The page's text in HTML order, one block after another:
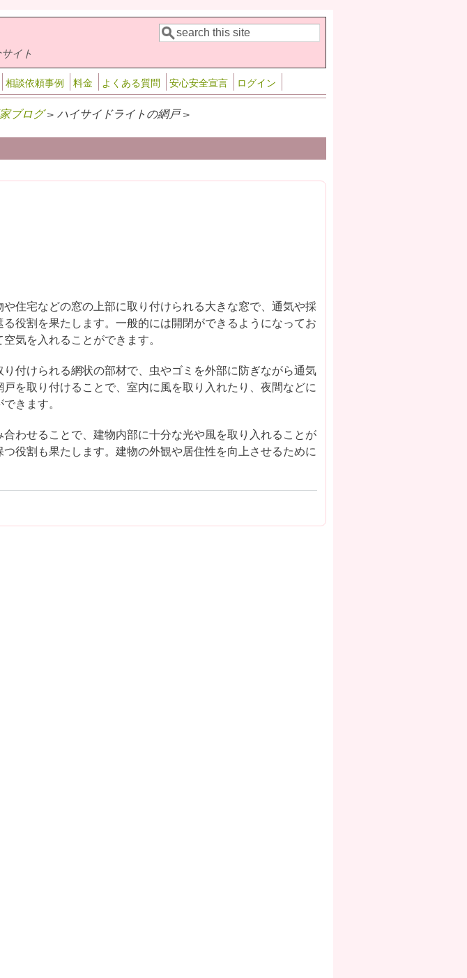
イト 検索フォーム
検索
相談依頼事例 料金 よくある質問 安心安全宣言 ログイン
ブログ> ハイサイドライトの網戸 >
住宅などの窓の上部に取り付けられる大きな窓で、通気や採
役割を果たします。一般的には開閉ができるようになってお
気を入れることができます。
付けられる網状の部材で、虫やゴミを外部に防ぎながら通気
を取り付けることで、室内に風を取り入れたり、夜間などに
きます。
わせることで、建物内部に十分な光や風を取り入れることが
役割も果たします。建物の外観や居住性を向上させるために